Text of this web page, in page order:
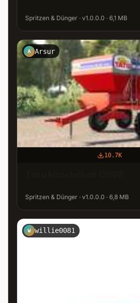
Spritzen & Dünger · v1.0.0.0 · 6,1 MB
A Arsur
10.7K
Spritzen & Dünger · v1.0.0.0 · 6,8 MB
W willie0081